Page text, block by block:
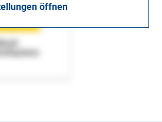
öffnen